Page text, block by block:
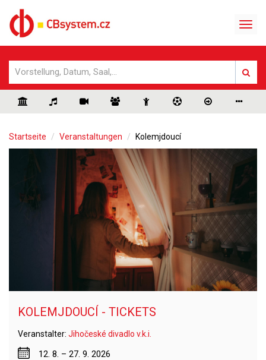
Startseite Veranstaltungen Kolemjdoucí
KOLEMJDOUCÍ - TICKETS
Veranstalter: Jihočeské divadlo v.k.i.
12. 8. – 27. 9. 2026